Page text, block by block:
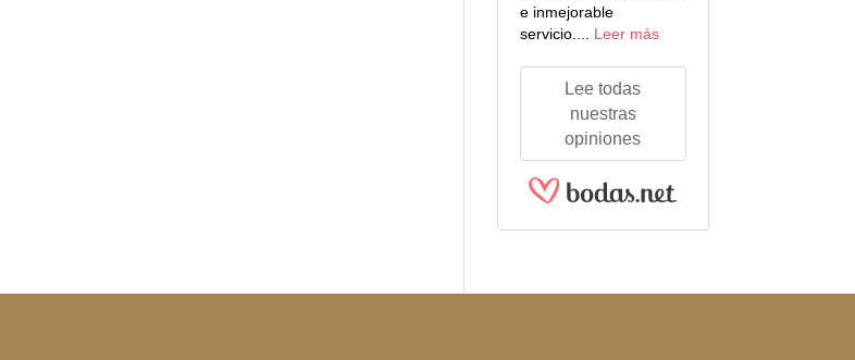
e inmejorable
servicio.... Leer más
Lee todas
nuestras
opiniones